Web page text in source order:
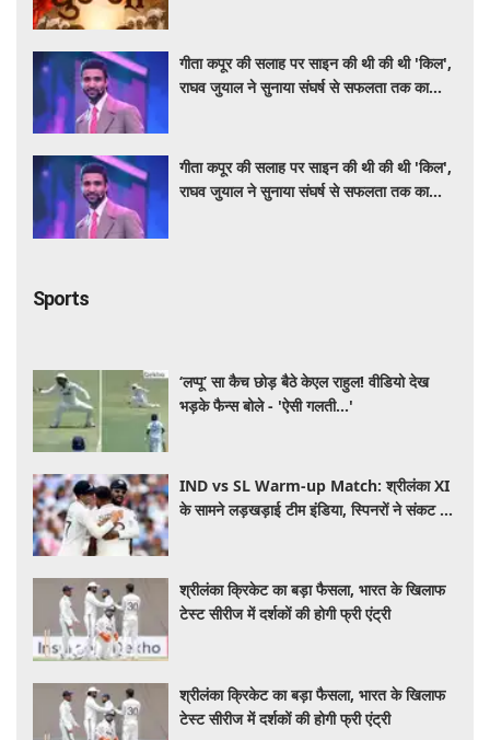
गीता कपूर की सलाह पर साइन की थी की थी 'किल',
राघव जुयाल ने सुनाया संघर्ष से सफलता तक का
गीता कपूर की सलाह पर साइन की थी की थी 'किल',
राघव जुयाल ने सुनाया संघर्ष से सफलता तक का
Sports
‘लप्पू’ सा कैच छोड़ बैठे केएल राहुल! वीडियो देख
भड़के फैन्स बोले - 'ऐसी गलती...'
IND vs SL Warm-up Match: श्रीलंका XI
के सामने लड़खड़ाई टीम इंडिया, स्पिनरों ने संकट में
श्रीलंका क्रिकेट का बड़ा फैसला, भारत के खिलाफ
टेस्ट सीरीज में दर्शकों की होगी फ्री एंट्री
श्रीलंका क्रिकेट का बड़ा फैसला, भारत के खिलाफ
टेस्ट सीरीज में दर्शकों की होगी फ्री एंट्री